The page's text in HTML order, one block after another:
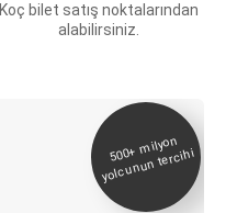
Koç bilet satış noktalarından
alabilirsiniz.
500+
milyon
yolcunun tercihi